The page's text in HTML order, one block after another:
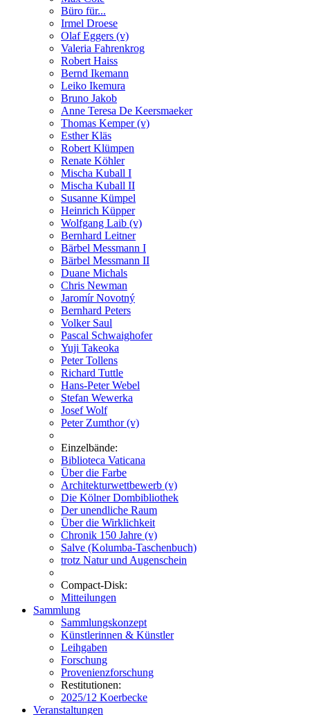
Büro für...
Irmel Droese
Olaf Eggers (v)
Valeria Fahrenkrog
Robert Haiss
Bernd Ikemann
Leiko Ikemura
Bruno Jakob
Anne Teresa De Keersmaeker
Thomas Kemper (v)
Esther Kläs
Robert Klümpen
Renate Köhler
Mischa Kuball I
Mischa Kuball II
Susanne Kümpel
Heinrich Küpper
Wolfgang Laib (v)
Bernhard Leitner
Bärbel Messmann I
Bärbel Messmann II
Duane Michals
Chris Newman
Jaromír Novotný
Bernhard Peters
Volker Saul
Pascal Schwaighofer
Yuji Takeoka
Peter Tollens
Richard Tuttle
Hans-Peter Webel
Stefan Wewerka
Josef Wolf
Peter Zumthor (v)
Einzelbände:
Biblioteca Vaticana
Über die Farbe
Architekturwettbewerb (v)
Die Kölner Dombibliothek
Der unendliche Raum
Über die Wirklichkeit
Chronik 150 Jahre (v)
Salve (Kolumba-Taschenbuch)
trotz Natur und Augenschein
Compact-Disk:
Mitteilungen
Sammlung
Sammlungskonzept
Künstlerinnen & Künstler
Leihgaben
Forschung
Provenienzforschung
Restitutionen:
2025/12 Koerbecke
Veranstaltungen